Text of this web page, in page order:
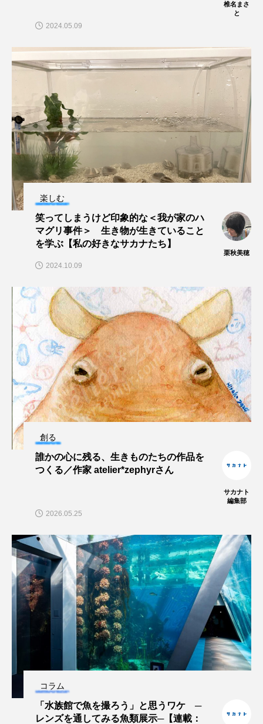
ミナミハタンポ ミナミメダカ
ミンククジラ ムチカラマツ
メカジキ メガロドン メギス
メコン川 メヌケ
メバル メンダコ モクズガニ モツゴ
モノノケトンガリサカタザメ
モンツキハギ ヤコウガイ ヤゴ
ヤッコ ヤドカリ
ヤマトヌマエビ ヤマメ ヤミヨキセワタ
ユウゼン ユウレイクラゲ ユカタハタ
ユメタチモドキ ヨウラククラゲ ヨコエビ
ヨツメウオ ラブカ ラムサール条約
リュウセイクラゲ レシピ
ロックシュリンプ
ワタカ ワニ ワレカラ
交雑 企画
保全 健康 八景島シーパラダイス
共生 分析 分類 刺胞動物
剥製 動物園 化石 北の大地の水族館
北極 医療 南極大陸 同定
名古屋港水族館 哺乳類
四万十川
四国水族館 図鑑 固有亜種
椎名まさ
と
2024.05.09
楽しむ
笑ってしまうけど印象的な＜我が家のハ
マグリ事件＞ 生き物が生きていること
を学ぶ【私の好きなサカナたち】
栗秋美穂
2024.10.09
創る
誰かの心に残る、生きものたちの作品を
つくる／作家 atelier*zephyrさん
サカナト
編集部
2026.05.25
コラム
「水族館で魚を撮ろう」と思うワケ ─
レンズを通してみる魚類展示─【連載：